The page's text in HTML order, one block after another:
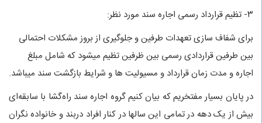
۳- تظیم قرارداد رسمی اجاره سند مورد نظر:
برای شفاف سازی تعهدات طرفین و جلوگیری از بروز مشکلات احتمالی
بین طرفین قراردادی رسمی بین ظرفین تظیم میشود که شامل مبلغ
اجاره و مدت زمان قرارداد و مسیولیت ها و شرایط بازگشت سند میباشد.
در پایان بسیار مفتخریم که بیان کنیم گروه اجاره سند راه‌گشا با سابقه‌ای
بیش از یک دهه در تمامی این سالها در کنار افراد دربند و خانواده نگران